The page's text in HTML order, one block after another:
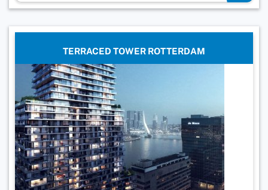
TERRACED TOWER ROTTERDAM